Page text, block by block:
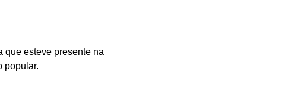
que esteve presente na
popular.